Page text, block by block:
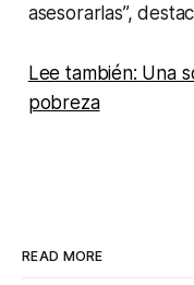
asesorarlas”,
Lee también: Una
pobreza
READ MORE